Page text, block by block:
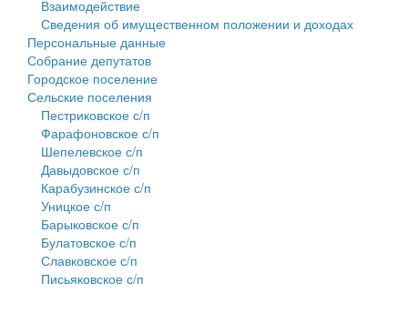
Взаимодействие
Сведения об имущественном положении и доходах
Персональные данные
Собрание депутатов
Городское поселение
Сельские поселения
Пестриковское с/п
Фарафоновское с/п
Шепелевское с/п
Давыдовское с/п
Карабузинское с/п
Уницкое с/п
Барыковское с/п
Булатовское с/п
Славковское с/п
Письяковское с/п